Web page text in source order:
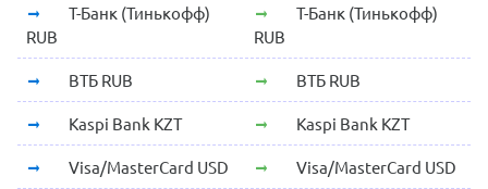
Т-Банк (Тинькофф)
RUB
Т-Банк (Тинькофф)
RUB
ВТБ RUB ВТБ RUB
Kaspi Bank KZT Kaspi Bank KZT
Visa/MasterCard USD Visa/MasterCard USD